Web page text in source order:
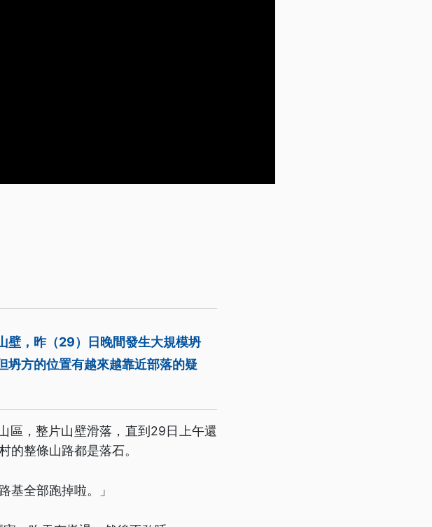
壁，昨（29）日晚間發生大規模坍
坍方的位置有越來越靠近部落的疑
區，整片山壁滑落，直到29日上午還
的整條山路都是落石。
基全部跑掉啦。」